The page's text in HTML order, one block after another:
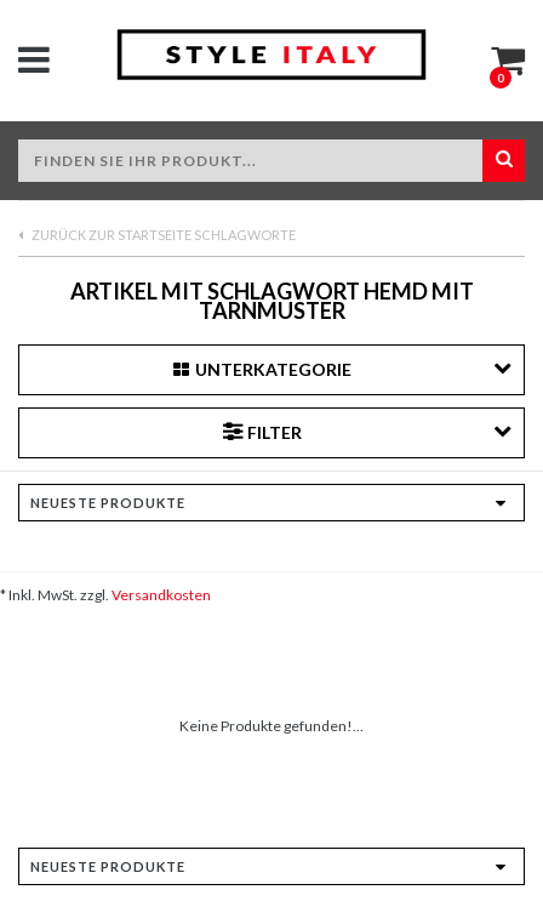
0
ZURÜCK ZUR STARTSEITE SCHLAGWORTE
ARTIKEL MIT SCHLAGWORT HEMD MIT
TARNMUSTER
UNTERKATEGORIE
FILTER
* Inkl. MwSt. zzgl. Versandkosten
Keine Produkte gefunden!...